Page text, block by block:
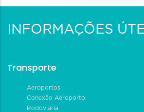
INFORMAÇÕES
Transporte
Aeroportos
Conexão Aeroporto
Rodoviária